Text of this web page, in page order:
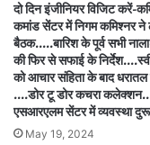
दो दिन इंजीनियर विजिट करें-
कमांड सेंटर में निगम कमिश्नर ने
बैठक.….बारिश के पूर्व सभी
की फिर से सफाई के
को आचार संहिता के बाद धरातल
….डोर टू डोर कचरा
एसआरएलम सेंटर में व्यवस्था
May 19, 2024